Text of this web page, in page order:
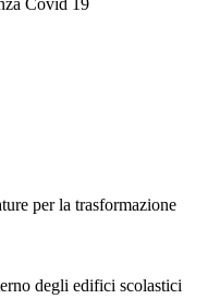
Covid 19
per la trasformazione
degli edifici scolastici